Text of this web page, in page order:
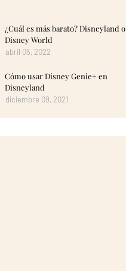
¿Cuál es más barato? Disneyland o
Disney World
abril 05, 2022
Cómo usar Disney Genie+ en
Disneyland
diciembre 09, 2021